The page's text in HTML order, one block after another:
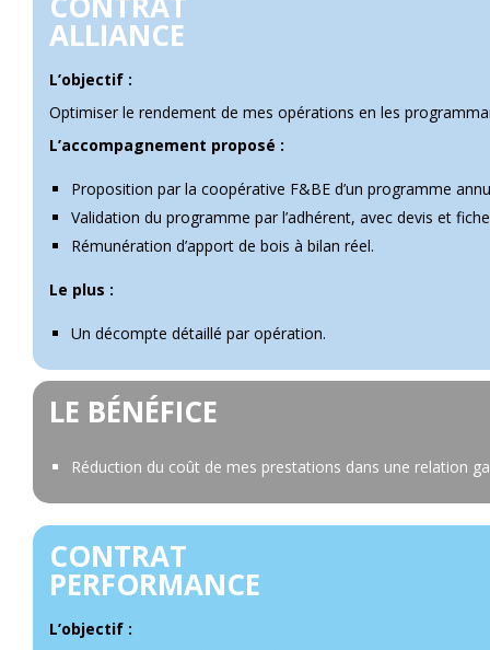
ALLIANCE
L’objectif :
Optimiser le rendement de mes opérations en les
L’accompagnement proposé :
Proposition par la coopérative F&BE d’un programme
Validation du programme par l’adhérent, avec devis et
Rémunération d’apport de bois à bilan réel.
Le plus :
Un décompte détaillé par opération.
LE BÉNÉFICE
Réduction du coût de mes prestations dans une relation
CONTRAT
PERFORMANCE
L’objectif :